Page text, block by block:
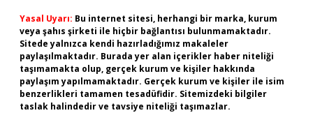
Yasal Uyarı: Bu internet sitesi, herhangi bir marka, kurum
veya şahıs şirketi ile hiçbir bağlantısı bulunmamaktadır.
Sitede yalnızca kendi hazırladığımız makaleler
paylaşılmaktadır. Burada yer alan içerikler haber niteliği
taşımamakta olup, gerçek kurum ve kişiler hakkında
paylaşım yapılmamaktadır. Gerçek kurum ve kişiler ile isim
benzerlikleri tamamen tesadüfidir. Sitemizdeki bilgiler
taslak halindedir ve tavsiye niteliği taşımazlar.